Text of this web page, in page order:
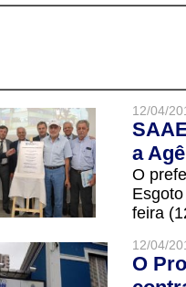
12/04/
a
O
feira
12/04/
O